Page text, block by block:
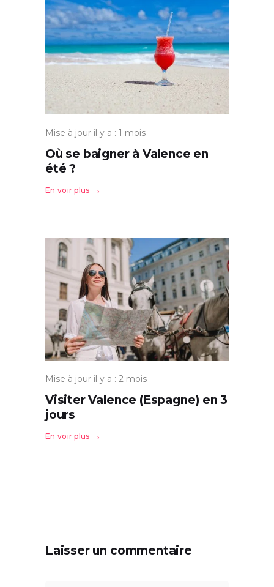
Mise à jour il y a : 1 mois
Où se baigner à Valence en
été ?
En voir plus
Mise à jour il y a : 2 mois
Visiter Valence (Espagne) en 3
jours
En voir plus
Laisser un commentaire